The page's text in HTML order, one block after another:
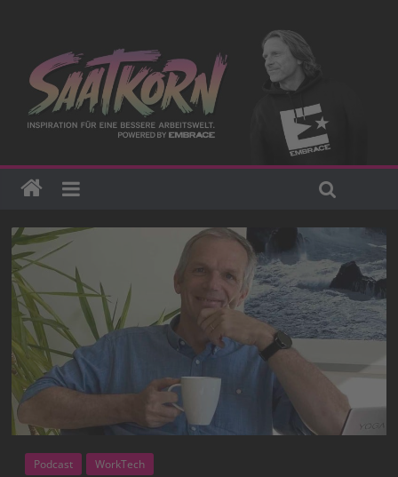
Podcast WorkTech